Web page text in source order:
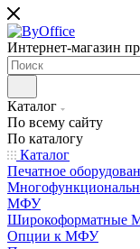
Интернет-магазин
Каталог
По всему сайту
По каталогу
Каталог
Печатное
МФУ
Широкоформатные
Опции к МФУ